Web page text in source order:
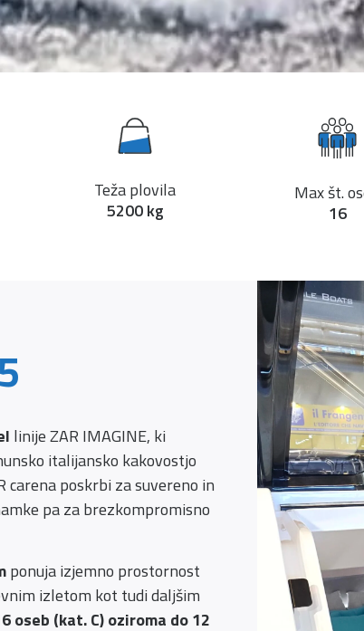
Teža plovila
5200 kg
Max št.
16
linije ZAR IMAGINE, ki
italijansko kakovostjo
carena poskrbi za suvereno in
pa za brezkompromisno
ponuja izjemno prostornost
izletom kot tudi daljšim
oseb (kat. C) oziroma do 12